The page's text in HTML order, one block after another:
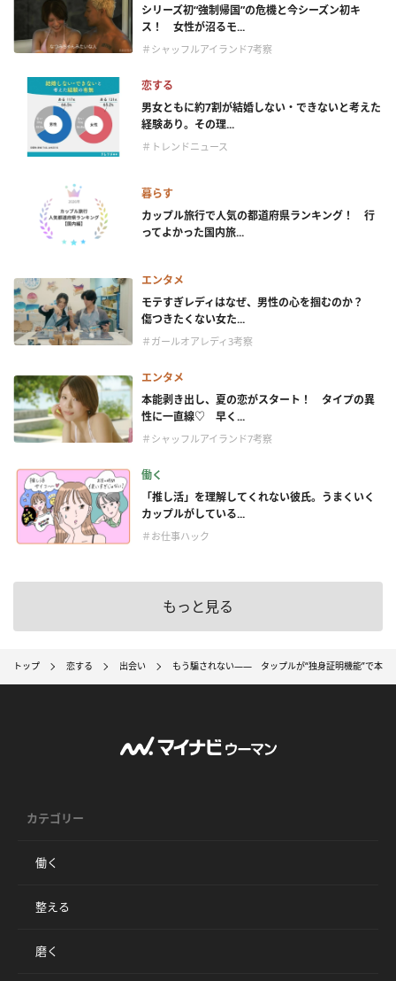
シリーズ初“強制帰国”の危機と今シーズン初キ
ス！ 女性が沼るモ...
＃シャッフルアイランド7考察
恋する
男女ともに約7割が結婚しない・できないと考えた
経験あり。その理...
＃トレンドニュース
暮らす
カップル旅行で人気の都道府県ランキング！ 行
ってよかった国内旅...
エンタメ
モテすぎレディはなぜ、男性の心を掴むのか？
傷つきたくない女た...
＃ガールオアレディ3考察
エンタメ
本能剥き出し、夏の恋がスタート！ タイプの異
性に一直線♡ 早く...
＃シャッフルアイランド7考察
働く
「推し活」を理解してくれない彼氏。うまくいく
カップルがしている...
＃お仕事ハック
もっと見る
トップ 恋する 出会い もう騙されない―― タップルが“独身証明機能”で本気
カテゴリー
働く
整える
磨く